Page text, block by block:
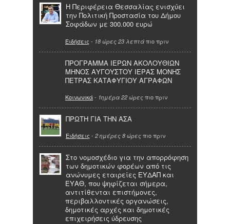
Η Περιφέρεια Θεσσαλίας ενισχύει
την Πολιτική Προστασία του Δήμου
Σοφάδων με 300.000 ευρώ
Ειδήσεις - 18 ώρες 23 λεπτά πιο πριν
ΠΡΟΓΡΑΜΜΑ ΙΕΡΩΝ ΑΚΟΛΟΥΘΙΩΝ
ΜΗΝΟΣ ΑΥΓΟΥΣΤΟΥ ΙΕΡΑΣ ΜΟΝΗΣ
ΠΕΤΡΑΣ ΚΑΤΑΦΥΓΙΟΥ ΑΓΡΑΦΩΝ
Κοινωνικά- 1ημέρα 22 ώρες πιο πριν
ΠΡΩΤΗ ΓΙΑ ΤΗΝ ΑΣΑ
Ειδήσεις - 2 ημέρες 8 ώρες πιο πριν
Στο νομοσχέδιο για την απορρόφηση
των δημοτικών φορέων από τις
ανώνυμες εταιρείες ΕΥΔΑΠ και
ΕΥΑΘ, που ψηφίζεται σήμερα,
αντιτίθενται επιστήμονες,
περιβαλλοντικές οργανώσεις,
δημοτικές αρχές και δημοτικές
επιχειρήσεις ύδρευσης